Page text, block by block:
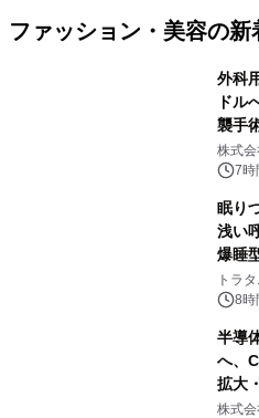
ファッション・美容の新
外科
ドル
襲手
牽引
株式
7時
眠り
浅い
爆睡
説
トラ
8時
半導
へ、
拡大
加速
株式